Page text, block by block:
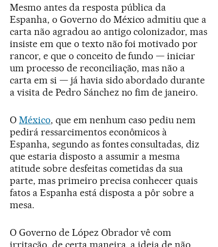
Mesmo antes da resposta pública da
Espanha, o Governo do México admitiu que a
carta não agradou ao antigo colonizador, mas
insiste em que o texto não foi motivado por
rancor, e que o conceito de fundo — iniciar
um processo de reconciliação, mas não a
carta em si — já havia sido abordado durante
a visita de Pedro Sánchez no fim de janeiro.
O México, que em nenhum caso pediu nem
pedirá ressarcimentos econômicos à
Espanha, segundo as fontes consultadas, diz
que estaria disposto a assumir a mesma
atitude sobre desfeitas cometidas da sua
parte, mas primeiro precisa conhecer quais
fatos a Espanha está disposta a pôr sobre a
mesa.
O Governo de López Obrador vê com